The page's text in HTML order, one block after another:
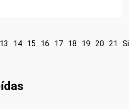
13 14 15 16 17 18 19 20 21